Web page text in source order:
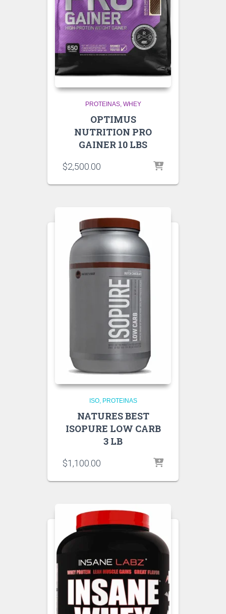
PROTEINAS WHEY
OPTIMUS
NUTRITION PRO
GAINER 10 LBS
$2,500.00
ISO PROTEINAS
NATURES BEST
ISOPURE LOW CARB
3 LB
$1,100.00